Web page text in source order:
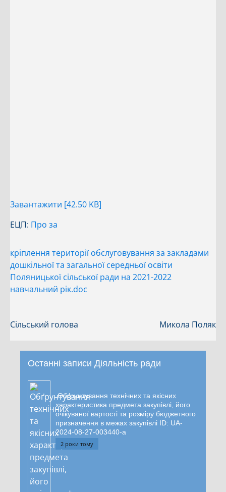
Завантажити [42.50 KB]
ЕЦП: Про за
кріплення території обслуговування за закладами
дошкільної та загальної середньої освіти
Поляницької сільської ради на 2021-2022
навчальний рік.doc
Сільський голова Микола Поляк
Останні записи Діяльність ради
Обґрунтування технічних та якісних
характеристика предмета закупівлі, його
очікуваної вартості та розміру бюджетного
призначення в межах закупівлі ID: UA-
2024-08-27-003440-a
2 роки тому